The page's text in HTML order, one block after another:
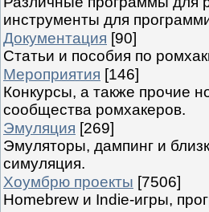
инструменты для
Документация [90]
Статьи и пособия по
Мероприятия [146]
Конкурсы, а также прочие
сообщества ромхакеров.
Эмуляция [269]
Эмуляторы, дампинг и
симуляция.
Хоумбрю проекты [7506]
Homebrew и Indie-игры,